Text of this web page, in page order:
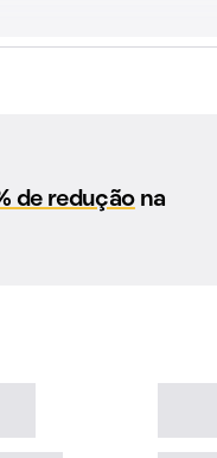
de reduçãona